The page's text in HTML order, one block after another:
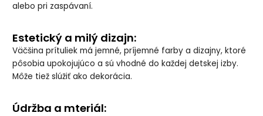
alebo pri zaspávaní.
Estetický a milý dizajn:
Väčšina prítuliek má jemné, príjemné farby a dizajny, ktoré
pôsobia upokojujúco a sú vhodné do každej detskej izby.
Môže tiež slúžiť ako dekorácia.
Údržba a mteriál: